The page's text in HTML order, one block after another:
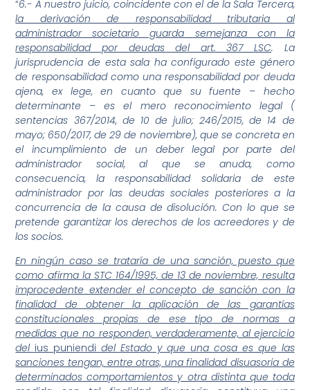
“6.- A nuestro juicio, coincidente con el de la Sala Tercera,
la derivación de responsabilidad tributaria al
administrador societario guarda semejanza con la
responsabilidad por deudas del art. 367 LSC. La
jurisprudencia de esta sala ha configurado este género
de responsabilidad como una responsabilidad por deuda
ajena, ex lege, en cuanto que su fuente – hecho
determinante – es el mero reconocimiento legal (
sentencias 367/2014, de 10 de julio; 246/2015, de 14 de
mayo; 650/2017, de 29 de noviembre), que se concreta en
el incumplimiento de un deber legal por parte del
administrador social, al que se anuda, como
consecuencia, la responsabilidad solidaria de este
administrador por las deudas sociales posteriores a la
concurrencia de la causa de disolución. Con lo que se
pretende garantizar los derechos de los acreedores y de
los socios.
En ningún caso se trataría de una sanción, puesto que
como afirma la STC 164/1995, de 13 de noviembre, resulta
improcedente extender el concepto de sanción con la
finalidad de obtener la aplicación de las garantías
constitucionales propias de ese tipo de normas a
medidas que no responden, verdaderamente, al ejercicio
del ius puniendi del Estado y que una cosa es que las
sanciones tengan, entre otras, una finalidad disuasoria de
determinados comportamientos y otra distinta que toda